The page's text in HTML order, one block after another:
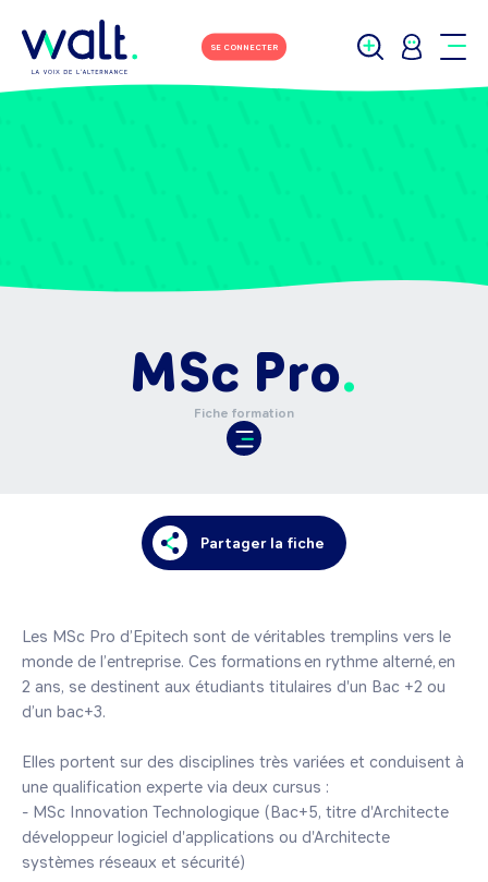
SE CONNECTER
MSc Pro
Fiche formation
Partager la fiche
Les MSc Pro d’Epitech sont de véritables tremplins vers le
monde de l’entreprise. Ces formations en rythme alterné, en
2 ans, se destinent aux étudiants titulaires d'un Bac +2 ou
d’un bac+3.
Elles portent sur des disciplines très variées et conduisent à
une qualification experte via deux cursus :
- MSc Innovation Technologique (Bac+5, titre d'Architecte
développeur logiciel d'applications ou d'Architecte
systèmes réseaux et sécurité)